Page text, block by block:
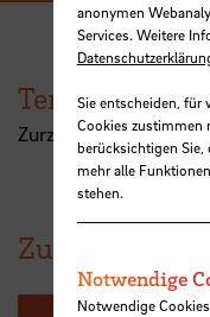
Termine
Zurzeit können wir
Zur Anmeldung
anonymen
Services. Weitere
Sie entscheiden, für
Cookies zustimmen
berücksichtigen
mehr alle
stehen.
Notwendige
Notwendige